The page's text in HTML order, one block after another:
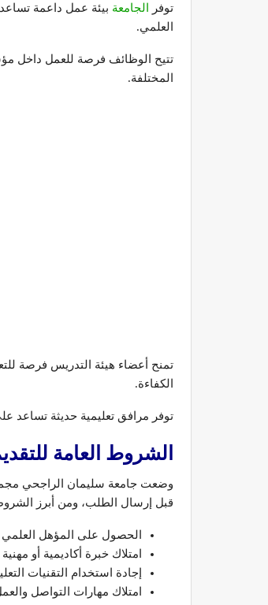
توفر الجامعة بيئة عمل داعمة
العلمي.
تتيح الوظائف فرصة للعمل داخل
المختلفة.
تمنح أعضاء هيئة التدريس فرصة
الكفاءة.
توفر مرافق تعليمية حديثة تساعد
الشروط العامة
وضعت جامعة سليمان الراجحي
قبل إرسال الطلب، ومن أبرز
الحصول على المؤهل
امتلاك خبرة أكاديمية أو
إجادة استخدام التقنيات
امتلاك مهارات التواصل